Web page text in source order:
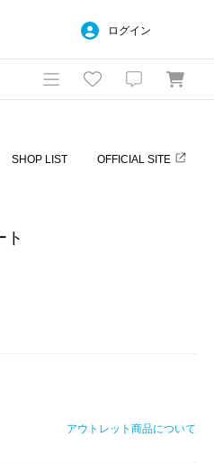
ログイン
SHOP LIST OFFICIAL SITE
ト
アウトレット商品について